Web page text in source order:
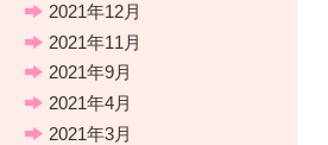
2021年12月
2021年11月
2021年9月
2021年4月
2021年3月